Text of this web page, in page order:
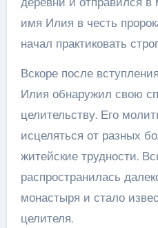
имя Илия в честь
начал практиковать
Вскоре после
Илия обнаружил свою
целительству. Его
исцеляться от разных
житейские трудности.
распространилась
монастыря и стало
целителя.